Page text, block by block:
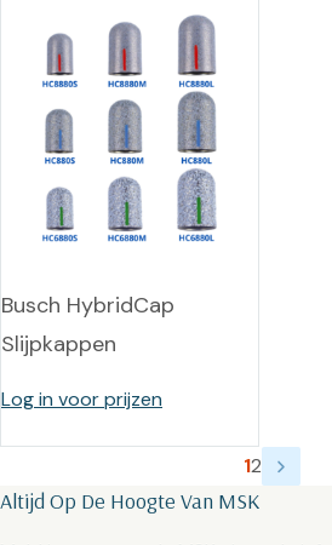
Busch HybridCap
Slijpkappen
Log in voor prijzen
12
Altijd Op De Hoogte Van MSK